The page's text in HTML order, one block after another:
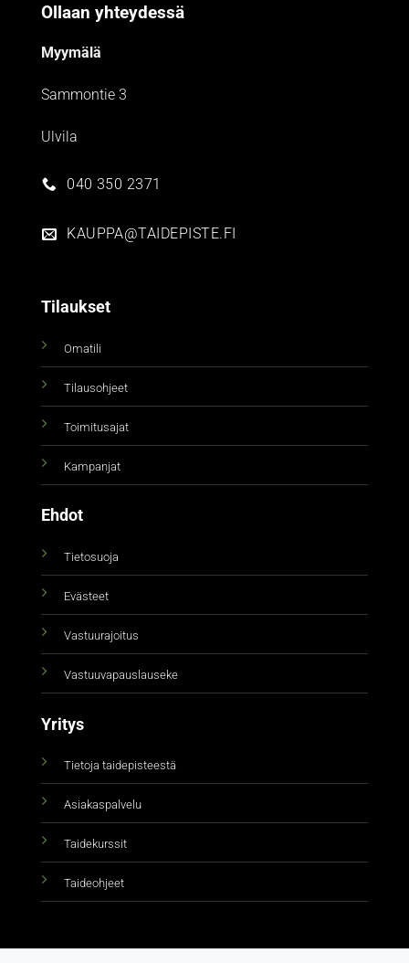
Ollaan yhteydessä
Myymälä
Sammontie 3
Ulvila
040 350 2371
KAUPPA@TAIDEPISTE.FI
Tilaukset
Omatili
Tilausohjeet
Toimitusajat
Kampanjat
Ehdot
Tietosuoja
Evästeet
Vastuurajoitus
Vastuuvapauslauseke
Yritys
Tietoja taidepisteestä
Asiakaspalvelu
Taidekurssit
Taideohjeet